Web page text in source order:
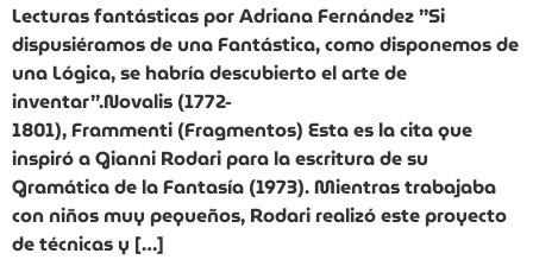
Lecturas fantásticas por Adriana Fernández ”Si
dispusiéramos de una Fantástica, como disponemos de
una Lógica, se habría descubierto el arte de
inventar”.Novalis (1772-
1801), Frammenti (Fragmentos) Esta es la cita que
inspiró a Gianni Rodari para la escritura de su
Gramática de la Fantasía (1973). Mientras trabajaba
con niños muy pequeños, Rodari realizó este proyecto
de técnicas y […]